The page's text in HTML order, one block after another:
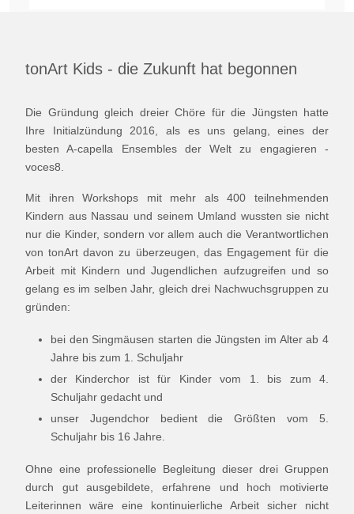
tonArt Kids - die Zukunft hat begonnen
Die Gründung gleich dreier Chöre für die Jüngsten hatte
Ihre Initialzündung 2016, als es uns gelang, eines der
besten A-capella Ensembles der Welt zu engagieren -
voces8.
Mit ihren Workshops mit mehr als 400 teilnehmenden
Kindern aus Nassau und seinem Umland wussten sie nicht
nur die Kinder, sondern vor allem auch die Verantwortlichen
von tonArt davon zu überzeugen, das Engagement für die
Arbeit mit Kindern und Jugendlichen aufzugreifen und so
gelang es im selben Jahr, gleich drei Nachwuchsgruppen zu
gründen:
bei den Singmäusen starten die Jüngsten im Alter ab 4
Jahre bis zum 1. Schuljahr
der Kinderchor ist für Kinder vom 1. bis zum 4.
Schuljahr gedacht und
unser Jugendchor bedient die Größten vom 5.
Schuljahr bis 16 Jahre.
Ohne eine professionelle Begleitung dieser drei Gruppen
durch gut ausgebildete, erfahrene und hoch motivierte
Leiterinnen wäre eine kontinuierliche Arbeit sicher nicht